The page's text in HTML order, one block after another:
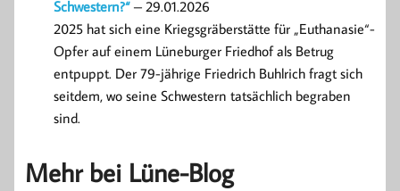
Schwestern?“ – 29.01.2026
2025 hat sich eine Kriegsgräberstätte für „Euthanasie“-
Opfer auf einem Lüneburger Friedhof als Betrug
entpuppt. Der 79-jährige Friedrich Buhlrich fragt sich
seitdem, wo seine Schwestern tatsächlich begraben
sind.
Mehr bei Lüne-Blog